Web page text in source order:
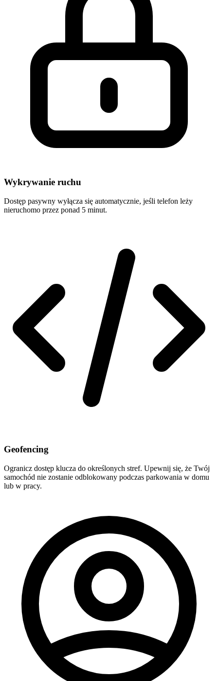
Wykrywanie ruchu
Dostęp pasywny wyłącza się automatycznie, jeśli telefon leży
nieruchomo przez ponad 5 minut.
Geofencing
Ogranicz dostęp klucza do określonych stref. Upewnij się, że Twój
samochód nie zostanie odblokowany podczas parkowania w domu
lub w pracy.